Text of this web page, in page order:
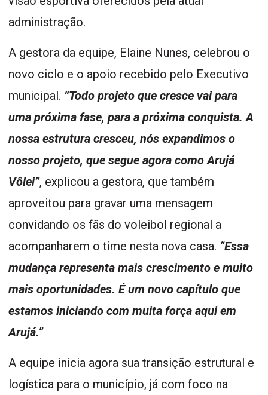
administração.
A gestora da equipe, Elaine Nunes, celebrou o
novo ciclo e o apoio recebido pelo Executivo
municipal. “Todo projeto que cresce vai para
uma próxima fase, para a próxima conquista. A
nossa estrutura cresceu, nós expandimos o
nosso projeto, que segue agora como Arujá
Vôlei”, explicou a gestora, que também
aproveitou para gravar uma mensagem
convidando os fãs do voleibol regional a
acompanharem o time nesta nova casa. “Essa
mudança representa mais crescimento e muito
mais oportunidades. É um novo capítulo que
estamos iniciando com muita força aqui em
Arujá.”
A equipe inicia agora sua transição estrutural e
logística para o município, já com foco na